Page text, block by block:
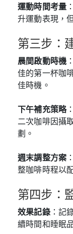
運動時間考量
升運動表現，
第三步：
晨間啟動時機
佳的第一杯咖
佳時機。
下午補充策略
二次咖啡因攝
劃。
週末調整方案
整咖啡時程以
第四步：
效果記錄：記
續時間和睡眠